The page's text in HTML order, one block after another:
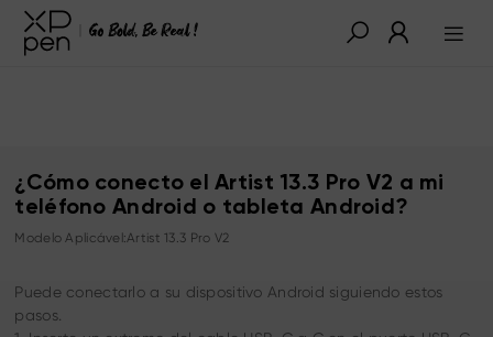
¿Cómo conecto el Artist 13.3 Pro V2 a mi
teléfono Android o tableta Android?
Modelo Aplicável:Artist 13.3 Pro V2
Puede conectarlo a su dispositivo Android siguiendo estos
pasos.